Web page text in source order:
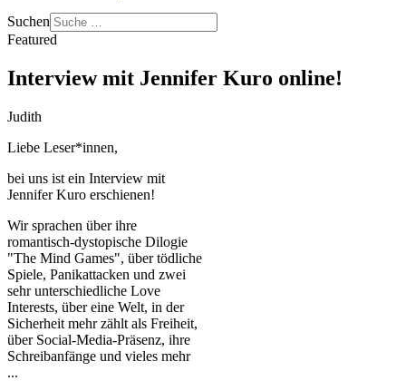
Suchen
Featured
Interview mit Jennifer Kuro online!
Judith
Liebe Leser*innen,
bei uns ist ein Interview mit
Jennifer Kuro erschienen!
Wir sprachen über ihre
romantisch-dystopische Dilogie
"The Mind Games", über tödliche
Spiele, Panikattacken und zwei
sehr unterschiedliche Love
Interests, über eine Welt, in der
Sicherheit mehr zählt als Freiheit,
über Social-Media-Präsenz, ihre
Schreibanfänge und vieles mehr
...